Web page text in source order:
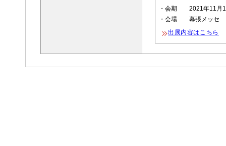
・会期 2021年11月
・会場 幕張メッセ
出展内容はこちら